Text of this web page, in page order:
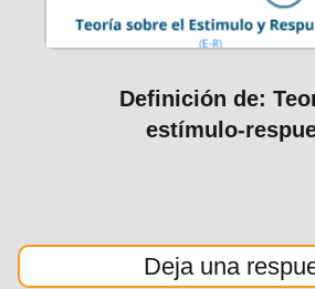
Definición de:
estímulo-
Deja una